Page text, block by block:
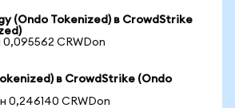
(Ondo Tokenized) в CrowdStrike
0,095562 CRWDon
в CrowdStrike (Ondo
0,246140 CRWDon